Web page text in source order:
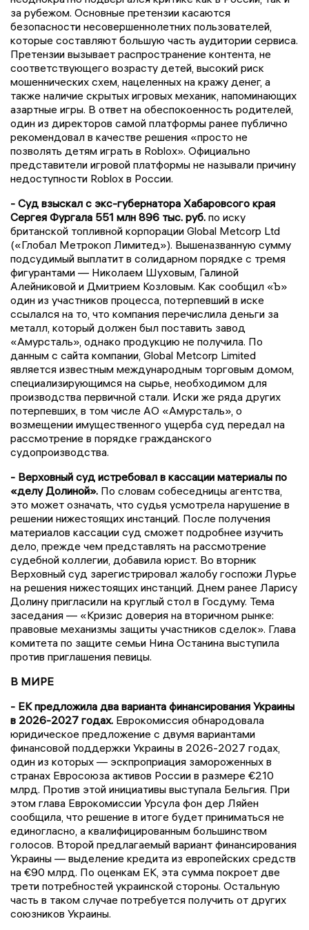
за рубежом. Основные претензии касаются
безопасности несовершеннолетних пользователей,
которые составляют большую часть аудитории сервиса.
Претензии вызывает распространение контента, не
соответствующего возрасту детей, высокий риск
мошеннических схем, нацеленных на кражу денег, а
также наличие скрытых игровых механик, напоминающих
азартные игры. В ответ на обеспокоенность родителей,
один из директоров самой платформы ранее публично
рекомендовал в качестве решения «просто не
позволять детям играть в Roblox». Официально
представители игровой платформы не называли причину
недоступности Roblox в России.
- Суд взыскал с экс-губернатора Хабаровсого края
Сергея Фургала 551 млн 896 тыс. руб. по иску
британской топливной корпорации Global Metcorp Ltd
(«Глобал Метрокоп Лимитед»). Вышеназванную сумму
подсудимый выплатит в солидарном порядке с тремя
фигурантами — Николаем Шуховым, Галиной
Алейниковой и Дмитрием Козловым. Как сообщил «Ъ»
один из участников процесса, потерпевший в иске
ссылался на то, что компания перечислила деньги за
металл, который должен был поставить завод
«Амурсталь», однако продукцию не получила. По
данным с сайта компании, Global Metcorp Limited
является известным международным торговым домом,
специализирующимся на сырье, необходимом для
производства первичной стали. Иски же ряда других
потерпевших, в том числе АО «Амурсталь», о
возмещении имущественного ущерба суд передал на
рассмотрение в порядке гражданского
судопроизводства.
- Верховный суд истребовал в кассации материалы по
«делу Долиной». По словам собеседницы агентства,
это может означать, что судья усмотрела нарушение в
решении нижестоящих инстанций. После получения
материалов кассации суд сможет подробнее изучить
дело, прежде чем представлять на рассмотрение
судебной коллегии, добавила юрист. Во вторник
Верховный суд зарегистрировал жалобу госпожи Лурье
на решения нижестоящих инстанций. Днем ранее Ларису
Долину пригласили на круглый стол в Госдуму. Тема
заседания — «Кризис доверия на вторичном рынке:
правовые механизмы защиты участников сделок». Глава
комитета по защите семьи Нина Останина выступила
против приглашения певицы.
В МИРЕ
- ЕК предложила два варианта финансирования Украины
в 2026-2027 годах. Еврокомиссия обнародовала
юридическое предложение с двумя вариантами
финансовой поддержки Украины в 2026-2027 годах,
один из которых — эскпроприация замороженных в
странах Евросоюза активов России в размере €210
млрд. Против этой инициативы выступала Бельгия. При
этом глава Еврокомиссии Урсула фон дер Ляйен
сообщила, что решение в итоге будет приниматься не
единогласно, а квалифицированным большинством
голосов. Второй предлагаемый вариант финансирования
Украины — выделение кредита из европейских средств
на €90 млрд. По оценкам ЕК, эта сумма покроет две
трети потребностей украинской стороны. Остальную
часть в таком случае потребуется получить от других
союзников Украины.